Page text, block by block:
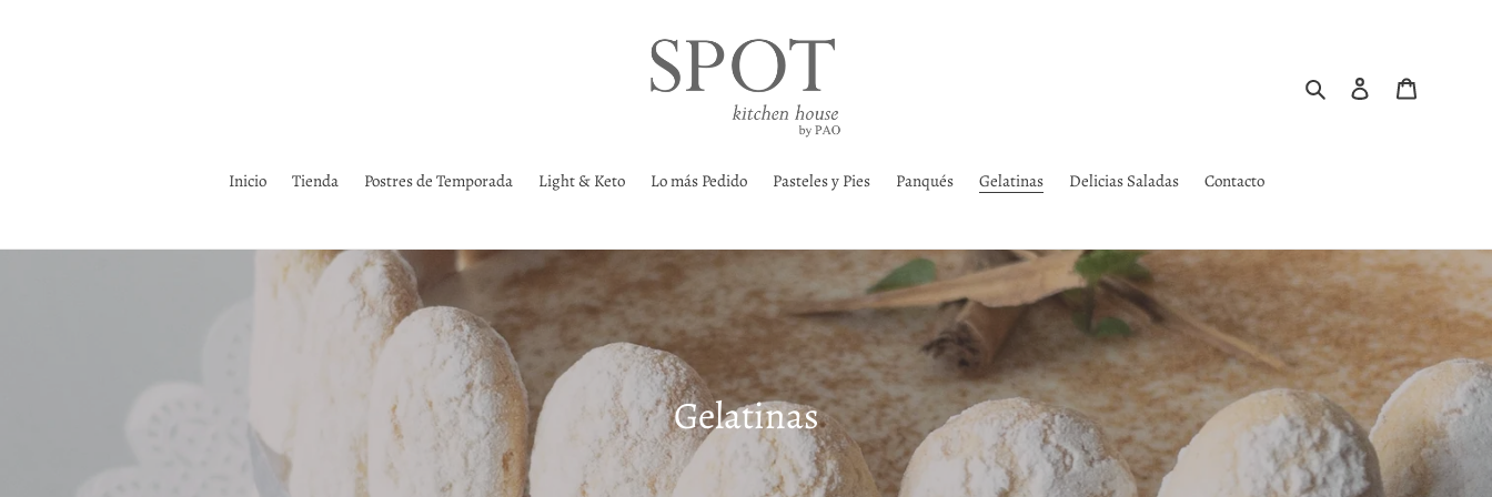
Buscar Ingresar
Inicio Tienda Postres de Temporada Light & Keto Lo más Pedido Pasteles y Pies Panqués Gelatinas Delicias Saladas Contacto
C
o
Gelatinas